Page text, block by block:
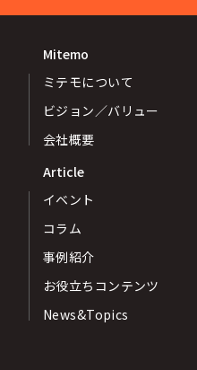
Mitemo
ミテモについて
ビジョン／バリュー
会社概要
Article
イベント
コラム
事例紹介
お役立ちコンテンツ
News&Topics